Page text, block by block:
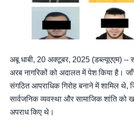
अबू धाबी, 20 अक्टूबर, 2025 (डब्ल्यूएएम) --
अरब नागरिकों को अदालत में पेश किया है।
संगठित आपराधिक गिरोह बनाने में शामिल थे,
सार्वजनिक व्यवस्था और सामाजिक शांति को
अपराध किए थे।